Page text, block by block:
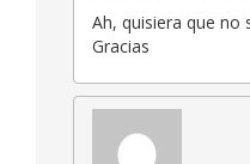
Ah, quisiera que no
Gracias